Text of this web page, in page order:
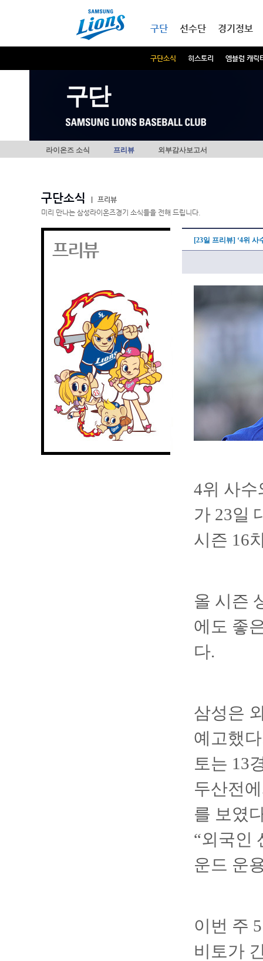
구단
구단소식 히스토리 엠블럼 캐릭
선수단 경기정보
구단
라이온즈 소식 프리뷰 외부감사보고서
구단소식
프리뷰
미리 만나는 삼성라이온즈경기 소식들을 전해 드립니다.
프리뷰 [23일 프리뷰] ‘4위
4위 사수
가 23일
시즌 16
올 시즌
에도 좋
다.
삼성은
예고했
토는 13
두산전
를 보였
“외국인
운드 운
이번 주
비토가